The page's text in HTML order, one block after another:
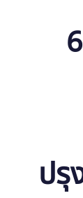
ปรุ